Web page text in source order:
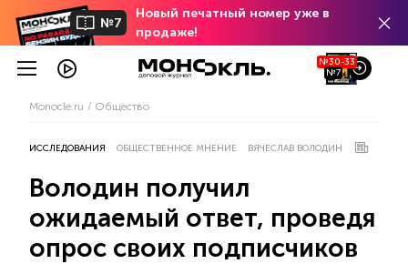
№7
Новый печатный номер уже в
продаже!
№30-33
№7
Monocle.ru Общество
ИССЛЕДОВАНИЯ ОБЩЕСТВЕННОЕ МНЕНИЕ ВЯЧЕСЛАВ ВОЛОДИН
Володин получил
ожидаемый ответ, проведя
опрос своих подписчиков